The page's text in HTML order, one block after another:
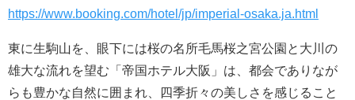
https://www.booking.com/hotel/jp/imperial-osaka.ja.html
東に生駒山を、眼下には桜の名所毛馬桜之宮公園と大川の
雄大な流れを望む「帝国ホテル大阪」は、都会でありなが
らも豊かな自然に囲まれ、四季折々の美しさを感じること